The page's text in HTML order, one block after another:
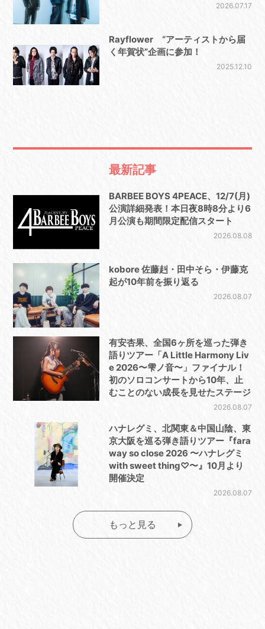
2026.07.17
Rayflower “アーティストから届
く年賀状”企画に参加！
2025.12.10
最新記事
BARBEE BOYS 4PEACE、12/7(月)
公演詳細発表！本日夜8時8分より6
月公演も期間限定配信スタート
2026.08.08
kobore 佐藤赳・田中そら・伊藤克
起が10年前を振り返る
2026.08.07
有安杏果、全国6ヶ所を巡った弾き
語りツアー「A Little Harmony Liv
e 2026〜雫ノ音〜」ファイナル！
初のソロコンサートから10年、止
むことのない成長を見せたステージ
2026.08.07
ハナレグミ、北関東＆中国山陰、東
京大阪を巡る弾き語りツアー『fara
way so close 2026 〜ハナレグミ
with sweet thing♡〜』10月より
開催決定
2026.08.07
もっと見る